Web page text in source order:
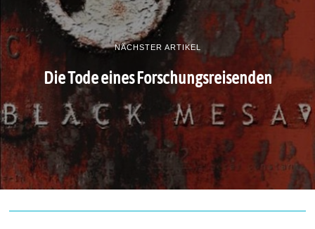
NÄCHSTER ARTIKEL
Die Tode eines Forschungsreisenden